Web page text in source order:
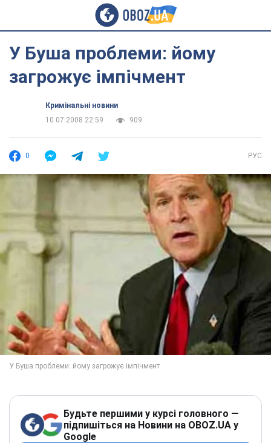
У Буша проблеми: йому
загрожує імпічмент
Кримінальні новини
10.07.2008 22:59
909
0 РУС
Будьте першими у курсі головного —
підпишіться на Новини на OBOZ.UA у
Google